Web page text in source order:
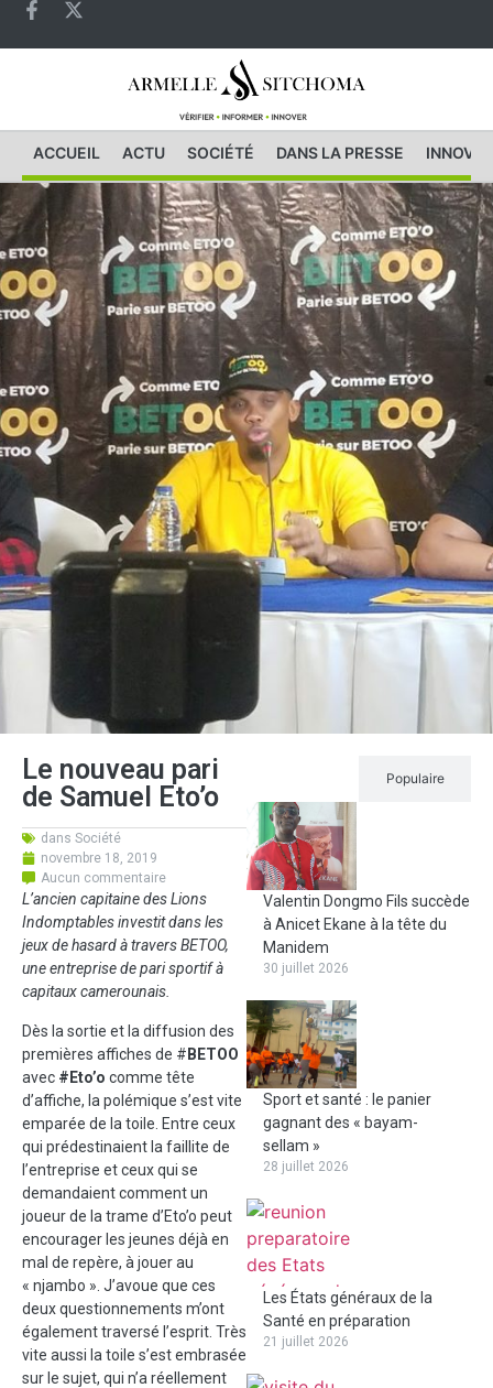
ACCUEIL ACTU SOCIÉTÉ DANS LA PRESSE
Le nouveau pari
de Samuel Eto’o
dans Société
novembre 18, 2019
Aucun commentaire
L’ancien capitaine des Lions
Indomptables investit dans les
jeux de hasard à travers BETOO,
une entreprise de pari sportif à
capitaux camerounais.
Dès la sortie et la diffusion des
premières affiches de # BETOO
avec #Eto’o comme tête
d’affiche, la polémique s’est vite
emparée de la toile. Entre ceux
qui prédestinaient la faillite de
l’entreprise et ceux qui se
demandaient comment un
joueur de la trame d’Eto’o peut
encourager les jeunes déjà en
mal de repère, à jouer au
« njambo ». J’avoue que ces
deux questionnements m’ont
également traversé l’esprit. Très
vite aussi la toile s’est embrasée
sur le sujet, qui n’a réellement
Populaire
Valentin Dongmo Fils succède
à Anicet Ekane à la tête du
Manidem
30 juillet 2026
Sport et santé : le panier
gagnant des « bayam-
sellam »
28 juillet 2026
Les États généraux de la
Santé en préparation
21 juillet 2026